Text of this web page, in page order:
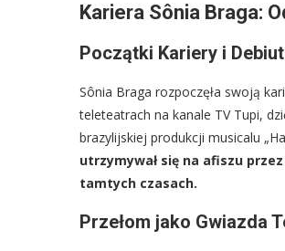
Kariera Sônia Braga:
Początki Kariery i
Sônia Braga rozpoczęła swoją
teleteatrach na kanale TV Tupi,
brazylijskiej produkcji musicalu
utrzymywał się na afiszu
tamtych czasach.
Przełom jako Gwiazda